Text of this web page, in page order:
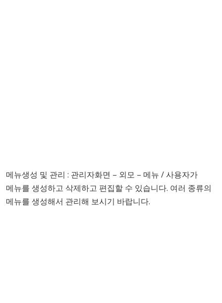
메뉴생성 및 관리 : 관리자화면 – 외모 – 메뉴 / 사용자가
메뉴를 생성하고 삭제하고 편집할 수 있습니다. 여러 종류의
메뉴를 생성해서 관리해 보시기 바랍니다.